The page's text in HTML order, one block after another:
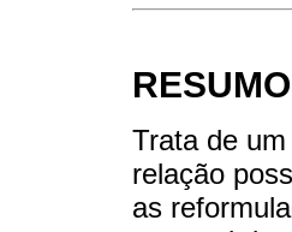
RESUMO
Trata de
relação
as